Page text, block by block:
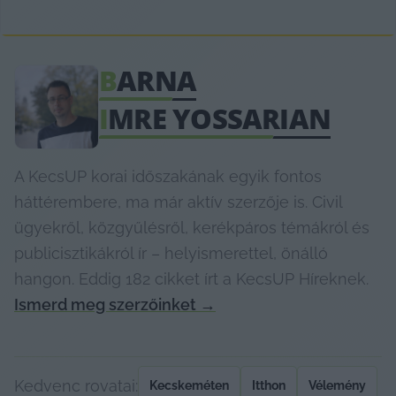
BARNA
IMRE YOSSARIAN
A KecsUP korai időszakának egyik fontos
háttérembere, ma már aktív szerzője is. Civil
ügyekről, közgyűlésről, kerékpáros témákról és
publicisztikákról ír – helyismerettel, önálló
hangon. Eddig 182 cikket írt a KecsUP Híreknek.
Ismerd meg szerzőinket →
Kedvenc rovatai: Kecskeméten Itthon Vélemény